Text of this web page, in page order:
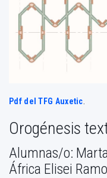
Pdf del TFG Auxetic
Orogénesis
Alumnas/o:
África Elisei